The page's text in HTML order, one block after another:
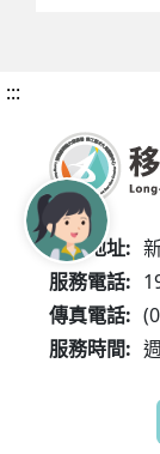
:::
服務地址:
服務電話:
傳真電話:
服務時間: